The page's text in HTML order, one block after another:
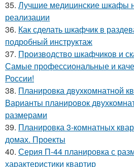
35. Лучшие медицинские шкафы
реализации
36. Как сделать шкафчик в
подробный инструктаж
37. Производство шкафчиков и
Самые профессиональные и
России!
38. Планировка двухкомнатной
Варианты планировок
размерами
39. Планировка 3-комнатных
домах. Проекты
40. Серия П-44 планировка с
характеристики квартир